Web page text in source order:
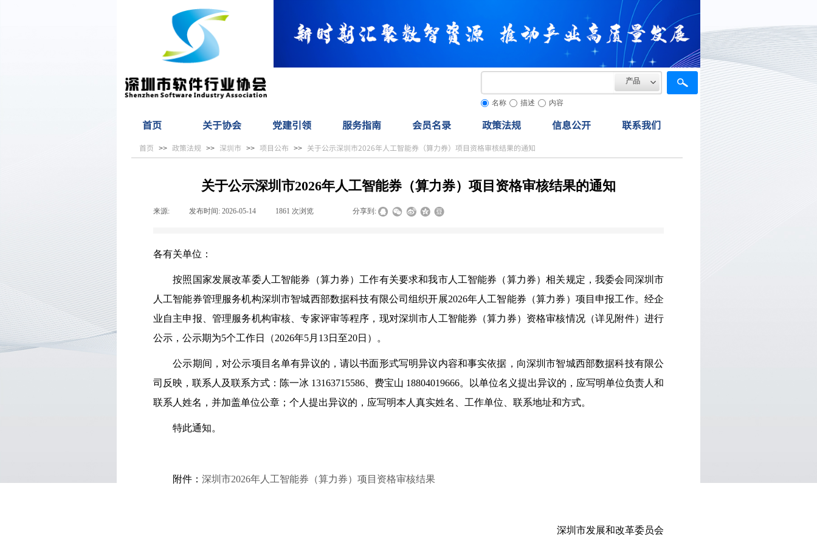
产品
名称 描述 内容
首页 关于协会 党建引领 服务指南 会员名录 政策法规 信息公开 联系我们
首页 >> 政策法规 >> 深圳市 >> 项目公布 >> 关于公示深圳市2026年人工智能券（算力券）项目资格审核结果的通知
关于公示深圳市2026年人工智能券（算力券）项目资格审核结果的通知
来源: 发布时间: 2026-05-14 1861 次浏览 分享到:
各有关单位：
按照国家发展改革委人工智能券（算力券）工作有关要求和我市人工智能券（算力券）相关规定，我委会同深圳市
人工智能券管理服务机构深圳市智城西部数据科技有限公司组织开展2026年人工智能券（算力券）项目申报工作。经企
业自主申报、管理服务机构审核、专家评审等程序，现对深圳市人工智能券（算力券）资格审核情况（详见附件）进行
公示，公示期为5个工作日（2026年5月13日至20日）。
公示期间，对公示项目名单有异议的，请以书面形式写明异议内容和事实依据，向深圳市智城西部数据科技有限公
司反映，联系人及联系方式：陈一冰 13163715586、费宝山 18804019666。以单位名义提出异议的，应写明单位负责人和
联系人姓名，并加盖单位公章；个人提出异议的，应写明本人真实姓名、工作单位、联系地址和方式。
特此通知。
附件： 深圳市2026年人工智能券（算力券）项目资格审核结果
深圳市发展和改革委员会